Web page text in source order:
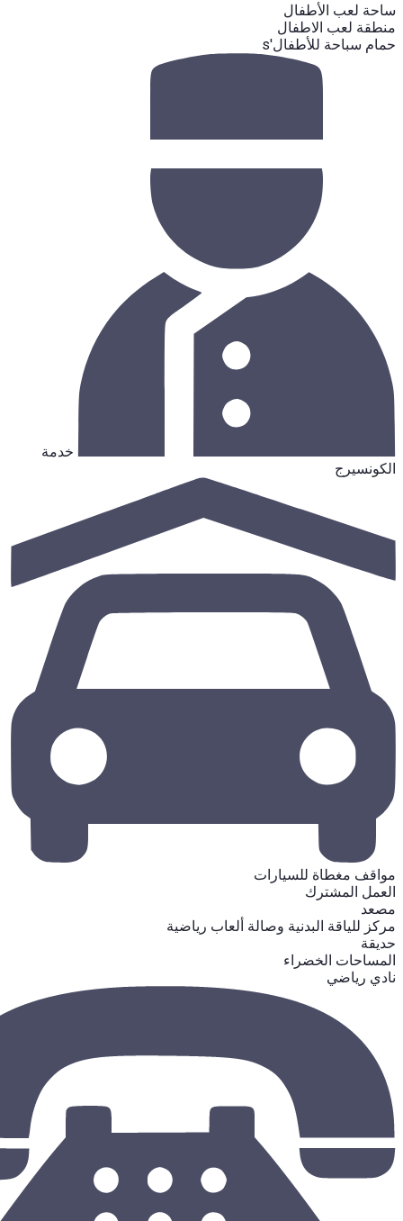
ساحة لعب الأطفال
منطقة لعب الاطفال
حمام سباحة للأطفال's
خدمة
الكونسيرج
مواقف مغطاة للسيارات
العمل المشترك
مصعد
مركز للياقة البدنية وصالة ألعاب رياضية
حديقة
المساحات الخضراء
نادي رياضي